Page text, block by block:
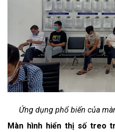
Ứng dụng phổ biến của
Màn hình hiển thị số treo